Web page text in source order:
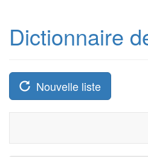
Dictionnaire
Nouvelle liste